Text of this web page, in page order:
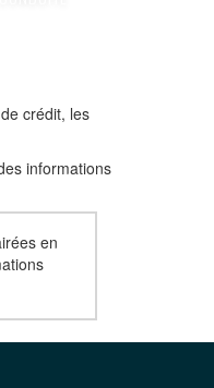
crédit, les
informations
en